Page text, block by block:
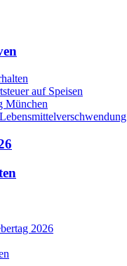
auf Speisen
München
2026